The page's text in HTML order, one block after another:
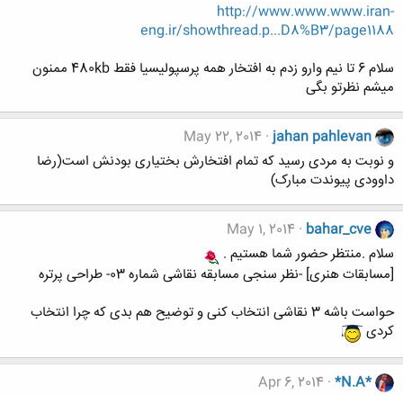
http://www.www.www.iran-
eng.ir/showthread.p...D8%B3/page1188
سلام 6 تا نیم وارو زدم به افتخار همه پرسپولیسیا فقط 480kb ممنون
میشم نظرتو بگی
jahan pahlevan
May 22, 2014
و نوبت به مردی رسید که تمام افتخارش بختیاری بودنش است(رضا
داوودی پیوندت مبارک)
bahar_cve
May 1, 2014
سلام .منتظر حضور شما هستیم .
[مسابقات هنری] -نظر سنجی مسابقه نقاشی شماره 03- طراحی پرتره
حواست باشه 3 نقاشی انتخاب کنی و توضیح هم بدی که چرا انتخاب
کردی
*N.A*
Apr 6, 2014